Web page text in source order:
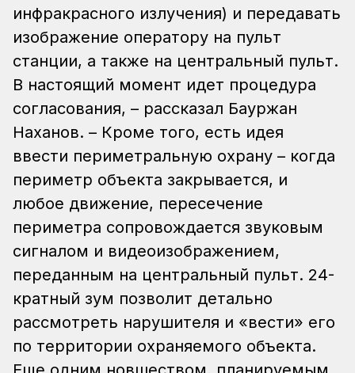
инфракрасного излучения) и передавать
изображение оператору на пульт
станции, а также на центральный пульт.
В настоящий момент идет процедура
согласования, – рассказал Бауржан
Наханов. – Кроме того, есть идея
ввести периметральную охрану – когда
периметр объекта закрывается, и
любое движение, пересечение
периметра сопровождается звуковым
сигналом и видеоизображением,
переданным на центральный пульт. 24-
кратный зум позволит детально
рассмотреть нарушителя и «вести» его
по территории охраняемого объекта.